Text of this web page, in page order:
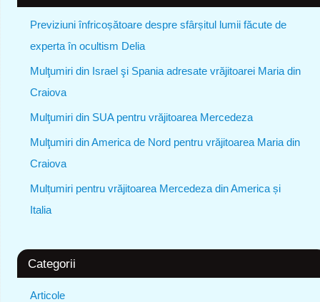
Previziuni înfricoșătoare despre sfârșitul lumii făcute de
experta în ocultism Delia
Mulţumiri din Israel şi Spania adresate vrăjitoarei Maria din
Craiova
Mulţumiri din SUA pentru vrăjitoarea Mercedeza
Mulţumiri din America de Nord pentru vrăjitoarea Maria din
Craiova
Mulțumiri pentru vrăjitoarea Mercedeza din America și
Italia
Categorii
Articole